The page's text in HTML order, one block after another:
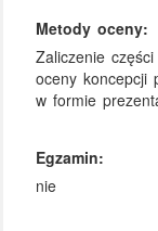
Metody oceny:
Zaliczenie
oceny koncepcji
w formie
Egzamin:
nie